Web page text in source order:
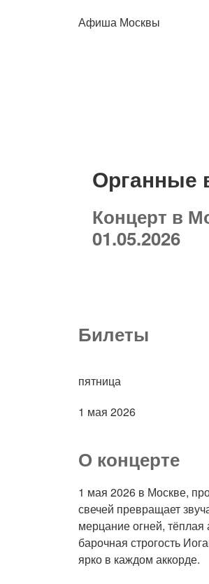
Афиша Москвы
Органные
Концерт в
01.05.2026
Билеты
пятница
1 мая 2026
О концерте
1 мая 2026 в Москве,
свечей превращает
мерцание огней, тёплая
барочная строгость
ярко в каждом аккорде.